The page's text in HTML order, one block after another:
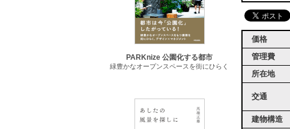
価格
管理費
所在地
交通
建物構造
PARKnize 公園化する都市
緑豊かなオープンスペースを街にひらく